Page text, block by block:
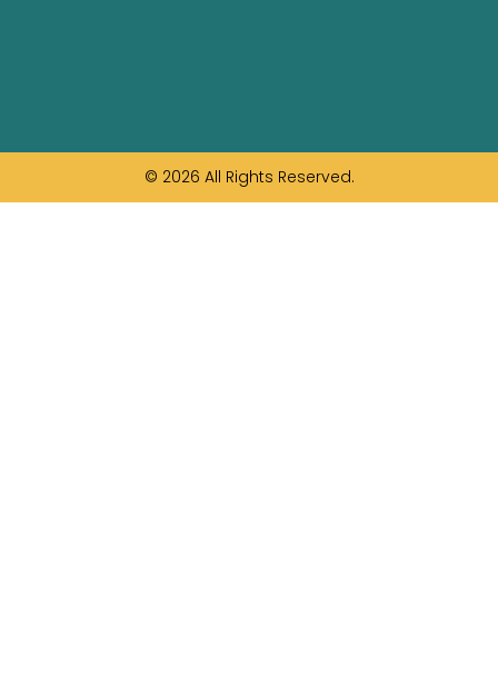
© 2026 All Rights Reserved.